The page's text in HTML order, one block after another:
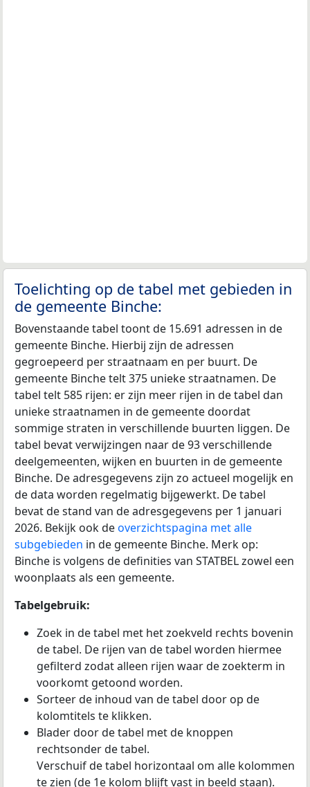
Toelichting op de tabel met gebieden in
de gemeente Binche:
Bovenstaande tabel toont de 15.691 adressen in de
gemeente Binche. Hierbij zijn de adressen
gegroepeerd per straatnaam en per buurt. De
gemeente Binche telt 375 unieke straatnamen. De
tabel telt 585 rijen: er zijn meer rijen in de tabel dan
unieke straatnamen in de gemeente doordat
sommige straten in verschillende buurten liggen. De
tabel bevat verwijzingen naar de 93 verschillende
deelgemeenten, wijken en buurten in de gemeente
Binche. De adresgegevens zijn zo actueel mogelijk en
de data worden regelmatig bijgewerkt. De tabel
bevat de stand van de adresgegevens per 1 januari
2026. Bekijk ook deoverzichtspagina met alle
subgebieden in de gemeente Binche. Merk op:
Binche is volgens de definities van STATBEL zowel een
woonplaats als een gemeente.
Tabelgebruik:
Zoek in de tabel met het zoekveld rechts bovenin
de tabel. De rijen van de tabel worden hiermee
gefilterd zodat alleen rijen waar de zoekterm in
voorkomt getoond worden.
Sorteer de inhoud van de tabel door op de
kolomtitels te klikken.
Blader door de tabel met de knoppen
rechtsonder de tabel.
Verschuif de tabel horizontaal om alle kolommen
te zien (de 1e kolom blijft vast in beeld staan).